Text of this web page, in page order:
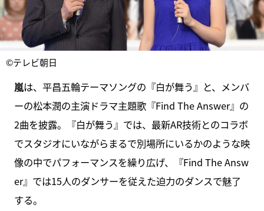
©テレビ朝日
嵐は、平昌五輪テーマソングの『白が舞う』と、メンバ
ーの松本潤の主演ドラマ主題歌『Find The Answer』の
2曲を披露。『白が舞う』では、最新AR技術とのコラボ
でスタジオにいながらまるで別場所にいるかのような映
像の中でパフォーマンスを繰り広げ、『Find The Answ
er』では15人のダンサーを従えた迫力のダンスで魅了
する。